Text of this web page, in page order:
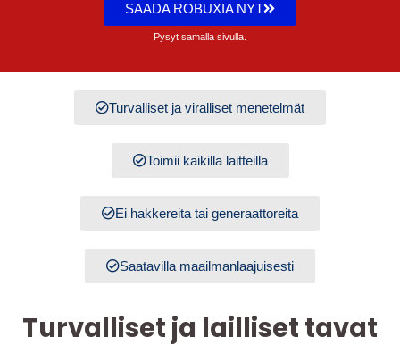
SAADA ROBUXIA NYT
Pysyt samalla sivulla.
Turvalliset ja viralliset menetelmät
Toimii kaikilla laitteilla
Ei hakkereita tai generaattoreita
Saatavilla maailmanlaajuisesti
Turvalliset ja lailliset tavat